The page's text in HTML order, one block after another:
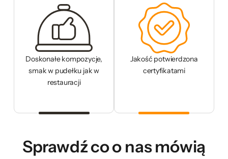
Doskonałe kompozycje,
smak w pudełku jak w
restauracji
Jakość potwierdzona
certyfikatami
Sprawdź co o nas mówią